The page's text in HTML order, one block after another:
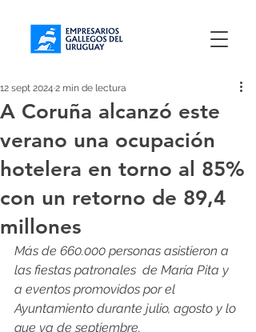
A Coruña alcanzó este
verano una ocupación
hotelera en torno al 85%
con un retorno de 89,4
millones
12 sept 2024 2 min de lectura
Más de 660.000 personas asistieron a
las fiestas patronales  de María Pita y
a eventos promovidos por el
Ayuntamiento durante julio, agosto y lo
que va de septiembre.